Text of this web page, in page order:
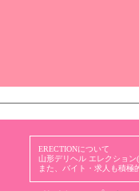
ERECTIONについて
山形デリヘル エレクション
また、バイト・求人も積極